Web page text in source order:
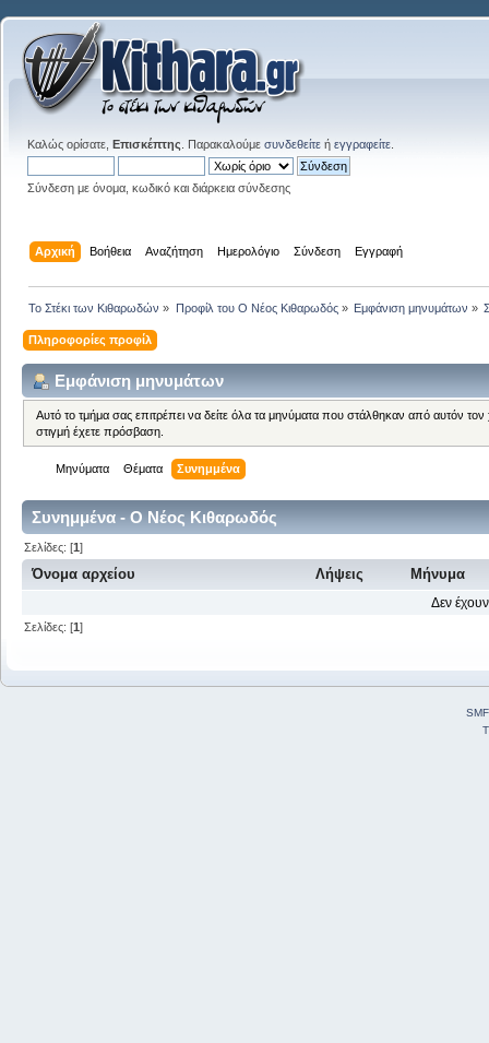
Καλώς ορίσατε, Επισκέπτης . Παρακαλούμε συνδεθείτε ή εγγραφείτε
Σύνδεση με όνομα, κωδικό και διάρκεια σύνδεσης
Αρχική Βοήθεια Αναζήτηση Ημερολόγιο Σύνδεση Εγγραφή
Το Στέκι των Κιθαρωδών » Προφίλ του Ο Νέος Κιθαρωδός» Εμφάνιση μηνυμάτων »
Πληροφορίες προφίλ
Εμφάνιση μηνυμάτων
Αυτό το τμήμα σας επιτρέπει να δείτε όλα τα μηνύματα που στάλθηκαν από αυτόν
στιγμή έχετε πρόσβαση.
Μηνύματα Θέματα Συνημμένα
Συνημμένα - Ο Νέος Κιθαρωδός
Σελίδες: [1]
Όνομα αρχείου Λήψεις Μήνυμα
Δεν
Σελίδες: [1]